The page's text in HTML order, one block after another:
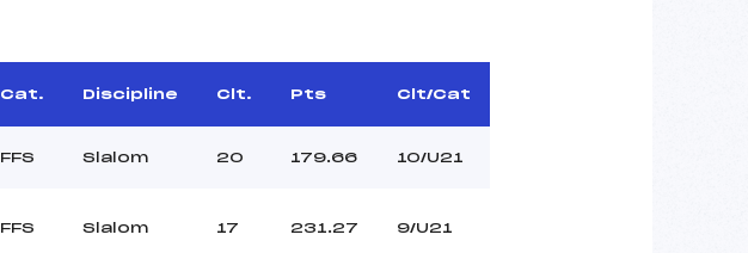
Cat. Discipline Clt. Pts Clt/Cat
FFS Slalom 20 179.66 10/U21
FFS Slalom 17 231.27 9/U21